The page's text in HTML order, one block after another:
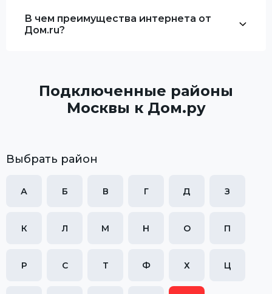
В чем преимущества интернета от
Дом.ru?
Подключенные районы
Москвы к Дом.ру
Выбрать район
А Б В Г Д З
К Л М Н О П
Р С Т Ф Х Ц